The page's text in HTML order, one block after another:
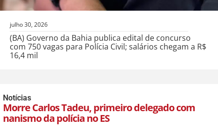
julho 30, 2026
(BA) Governo da Bahia publica edital de concurso
com 750 vagas para Polícia Civil; salários chegam a R$
16,4 mil
Notícias
Morre Carlos Tadeu, primeiro delegado com
nanismo da polícia no ES